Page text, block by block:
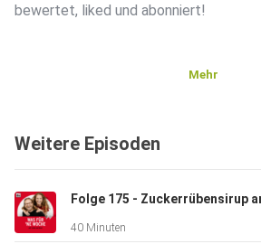
bewertet, liked und abonniert!
Mehr
Weitere Episoden
40 Minuten